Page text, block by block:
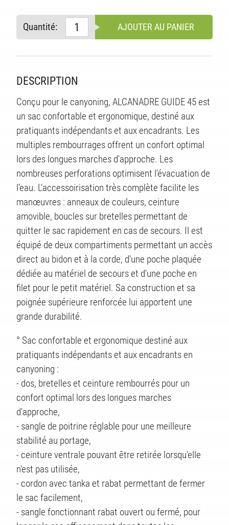
Quantité: AJOUTER AU PANIER
DESCRIPTION
Conçu pour le canyoning, ALCANADRE GUIDE 45 est
un sac confortable et ergonomique, destiné aux
pratiquants indépendants et aux encadrants. Les
multiples rembourrages offrent un confort optimal
lors des longues marches d'approche. Les
nombreuses perforations optimisent l'évacuation de
l'eau. L'accessoirisation très complète facilite les
manœuvres : anneaux de couleurs, ceinture
amovible, boucles sur bretelles permettant de
quitter le sac rapidement en cas de secours. Il est
équipé de deux compartiments permettant un accès
direct au bidon et à la corde, d'une poche plaquée
dédiée au matériel de secours et d'une poche en
filet pour le petit matériel. Sa construction et sa
poignée supérieure renforcée lui apportent une
grande durabilité.
° Sac confortable et ergonomique destiné aux
pratiquants indépendants et aux encadrants en
canyoning :
- dos, bretelles et ceinture rembourrés pour un
confort optimal lors des longues marches
d'approche,
- sangle de poitrine réglable pour une meilleure
stabilité au portage,
- ceinture ventrale pouvant être retirée lorsqu'elle
n'est pas utilisée,
- cordon avec tanka et rabat permettant de fermer
le sac facilement,
- sangle fonctionnant rabat ouvert ou fermé, pour